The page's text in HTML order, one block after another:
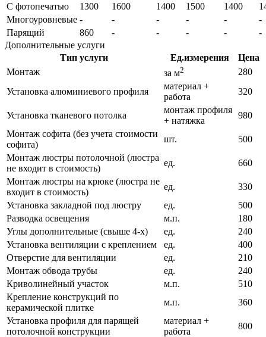
С фотопечатью
1300 1600 1400 1500 1400
Многоуровневые - - - - -
-
Парящий
860 - - - -
-
Дополнительные услуги
Тип услуги
Ед.измерения
Цена
Монтаж
за м2
280
Установка алюминиевого профиля
материал +
работа
320
Установка тканевого потолка
монтаж профиля
+ натяжка
980
Монтаж софита (без учета стоимости
софита)
шт.
500
Монтаж люстры потолочной (люстра
не входит в стоимость)
ед.
660
Монтаж люстры на крюке (люстра не
входит в стоимость)
ед.
330
Установка закладной под люстру
ед.
500
Разводка освещения
м.п.
180
Углы дополнительные (свыше 4-х)
ед.
240
Установка вентиляции с креплением
ед.
400
Отверстие для вентиляции
ед.
210
Монтаж обвода трубы
ед.
240
Криволинейный участок
м.п.
510
Крепление конструкций по
керамической плитке
м.п.
360
Установка профиля для парящей
потолочной конструкции
материал +
работа
800